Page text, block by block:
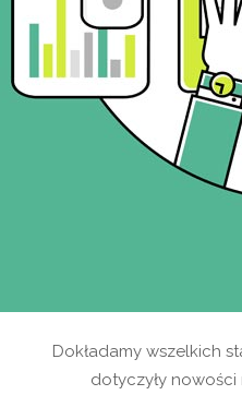
Dokładamy wszelkich
dotyczyły nowości